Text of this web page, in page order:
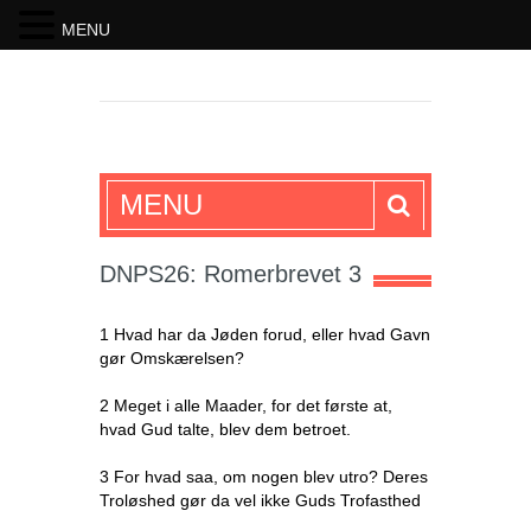
SKRIFTEN
MENU
DNPS26: Romerbrevet 3
1 Hvad har da Jøden forud, eller hvad Gavn
gør Omskærelsen?
2 Meget i alle Maader, for det første at,
hvad Gud talte, blev dem betroet.
3 For hvad saa, om nogen blev utro? Deres
Troløshed gør da vel ikke Guds Trofasthed
MENU